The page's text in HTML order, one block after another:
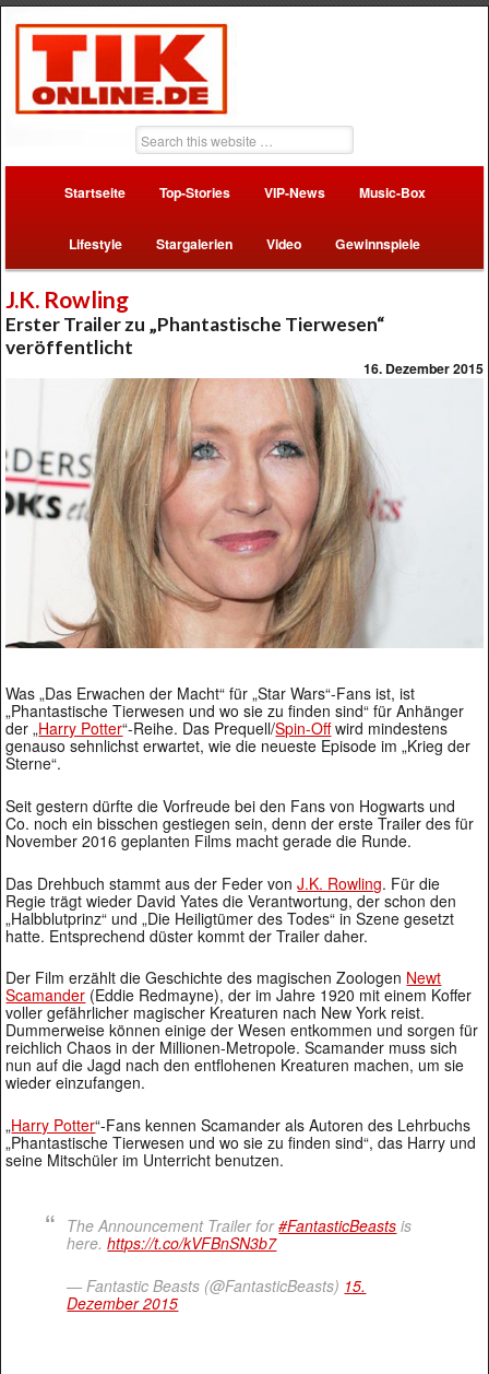
Startseite Top-Stories VIP-News Music-Box
Lifestyle Stargalerien Video Gewinnspiele
J.K. Rowling
Erster Trailer zu „Phantastische Tierwesen“
veröffentlicht
16. Dezember 2015
Was „Das Erwachen der Macht“ für „Star Wars“-Fans ist, ist
„Phantastische Tierwesen und wo sie zu finden sind“ für Anhänger
der „Harry Potter“-Reihe. Das Prequell/Spin-Offwird mindestens
genauso sehnlichst erwartet, wie die neueste Episode im „Krieg der
Sterne“.
Seit gestern dürfte die Vorfreude bei den Fans von Hogwarts und
Co. noch ein bisschen gestiegen sein, denn der erste Trailer des für
November 2016 geplanten Films macht gerade die Runde.
Das Drehbuch stammt aus der Feder vonJ.K. Rowling. Für die
Regie trägt wieder David Yates die Verantwortung, der schon den
„Halbblutprinz“ und „Die Heiligtümer des Todes“ in Szene gesetzt
hatte. Entsprechend düster kommt der Trailer daher.
Der Film erzählt die Geschichte des magischen Zoologen Newt
Scamander (Eddie Redmayne), der im Jahre 1920 mit einem Koffer
voller gefährlicher magischer Kreaturen nach New York reist.
Dummerweise können einige der Wesen entkommen und sorgen für
reichlich Chaos in der Millionen-Metropole. Scamander muss sich
nun auf die Jagd nach den entflohenen Kreaturen machen, um sie
wieder einzufangen.
„Harry Potter“-Fans kennen Scamander als Autoren des Lehrbuchs
„Phantastische Tierwesen und wo sie zu finden sind“, das Harry und
seine Mitschüler im Unterricht benutzen.
The Announcement Trailer for#FantasticBeasts is
here.https://t.co/kVFBnSN3b7
— Fantastic Beasts (@FantasticBeasts) 15.
Dezember 2015